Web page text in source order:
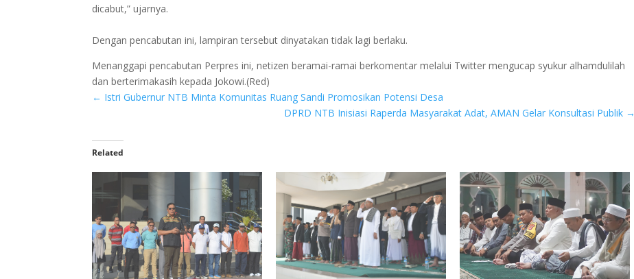
dicabut,” ujarnya.
Dengan pencabutan ini, lampiran tersebut dinyatakan tidak lagi berlaku.
Menanggapi pencabutan Perpres ini, netizen beramai-ramai berkomentar melalui Twitter mengucap syukur alhamdulilah
dan berterimakasih kepada Jokowi.(Red)
← Istri Gubernur NTB Minta Komunitas Ruang Sandi Promosikan Potensi Desa
DPRD NTB Inisiasi Raperda Masyarakat Adat, AMAN Gelar Konsultasi Publik →
Related